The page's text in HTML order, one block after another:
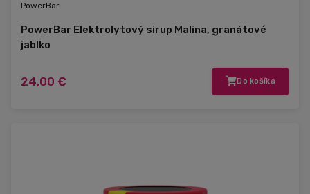
PowerBar
PowerBar Elektrolytový sirup Malina, granátové
jablko
24,00 € Do košíka